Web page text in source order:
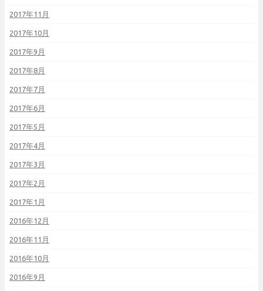
2017年11月
2017年10月
2017年9月
2017年8月
2017年7月
2017年6月
2017年5月
2017年4月
2017年3月
2017年2月
2017年1月
2016年12月
2016年11月
2016年10月
2016年9月